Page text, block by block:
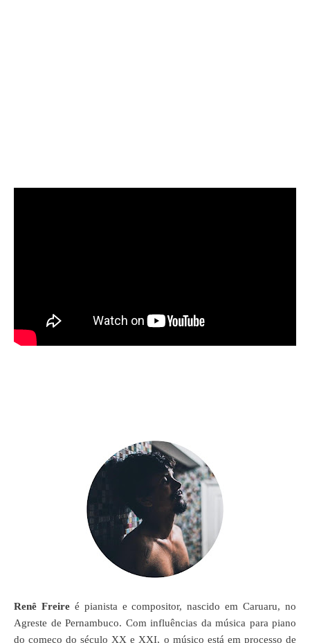
Renê Freireé pianista e compositor, nascido em Caruaru, no
Agreste de Pernambuco. Com influências da música para piano
do começo do século XX e XXI, o músico está em processo de